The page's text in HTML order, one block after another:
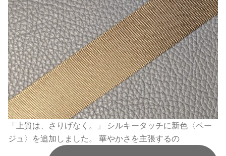
「上質は、さりげなく。」 シルキータッチに新色〈ベー
ジュ〉を追加しました。 華やかさを主張するの